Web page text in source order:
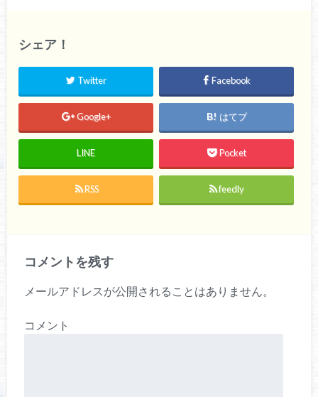
シェア！
Twitter Facebook
Google+ はてブ
LINE Pocket
RSS feedly
コメントを残す
メールアドレスが公開されることはありません。
コメント